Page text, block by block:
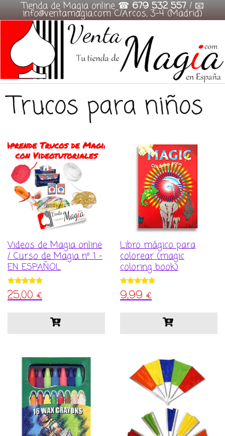
Tienda de Magia online ☎ 679 532 557/ 📧
info@ventamagia.com C/Arcos, 3-4 (Madrid)
content
Trucos para niños
Videos de Magia online
/ Curso de Magia nº 1 –
EN ESPAÑOL
Valorado con
5.00
25,00€
Libro mágico para
colorear (magic
coloring book)
Valorado con
5.00
9,99€